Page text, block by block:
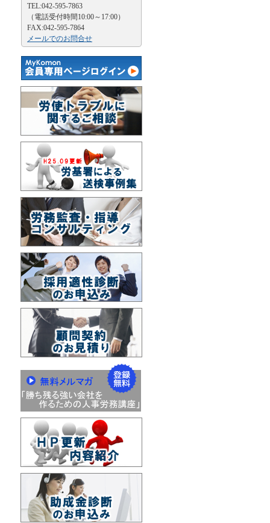
TEL:042-595-7863
（電話受付時間10:00～17:00）
FAX:042-595-7864
メールでのお問合せ